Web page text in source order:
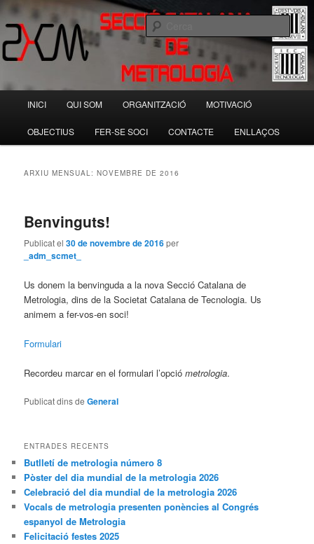
Aneu
al
contingut
principal
Aneu
al
contingut
secundariSecció Catalana de Metrologia
Societat Catalana de Tecnologia
Cerca
principal
INICI QUI SOM ORGANITZACIÓ MOTIVACIÓ
OBJECTIUS FER-SE SOCI CONTACTE ENLLAÇOS
ARXIU MENSUAL:NOVEMBRE DE 2016
Benvinguts!
Publicat el30 de novembre de 2016per
_adm_scmet_
Us donem la benvinguda a la nova Secció Catalana de
Metrologia, dins de la Societat Catalana de Tecnologia. Us
animem a fer-vos-en soci!
Formulari
Recordeu marcar en el formulari l’opciómetrologia.
Publicat dins de General
ENTRADES RECENTS
Butlletí de metrologia número 8
Pòster del dia mundial de la metrologia 2026
Celebració del dia mundial de la metrologia 2026
Vocals de metrologia presenten ponències al Congrés
espanyol de Metrologia
Felicitació festes 2025